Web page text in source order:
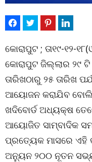
କୋରାପୁଟ ; ତା୧୯-୧୨-
କୋରାପୁଟ ଜିଲ୍ଲାର ୨୯
ତାରିଖଠାରୁ ୨୫ ତାରିଖ
ଆୟୋଜନ କରାଯିବ ବୋଲି
ଖଦିବୋର୍ଡ ଅଧ୍ୟକ୍ଷ
ଆୟୋଜିତ ସାମ୍ବାଦିକ
ପ୍ରତ୍ୟେକ ମାସରେ ଏହି
ଅନ୍ୟୁନ ୨୦୦ ନୂତନ